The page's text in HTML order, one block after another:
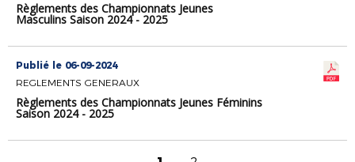
Règlements des Championnats Jeunes
Masculins Saison 2024 - 2025
Publié le 06-09-2024
REGLEMENTS GENERAUX
Règlements des Championnats Jeunes Féminins
Saison 2024 - 2025